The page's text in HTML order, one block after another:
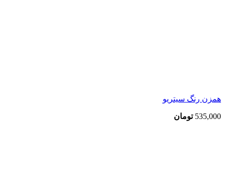
همزن رنگ سیتریو
535,000 تومان